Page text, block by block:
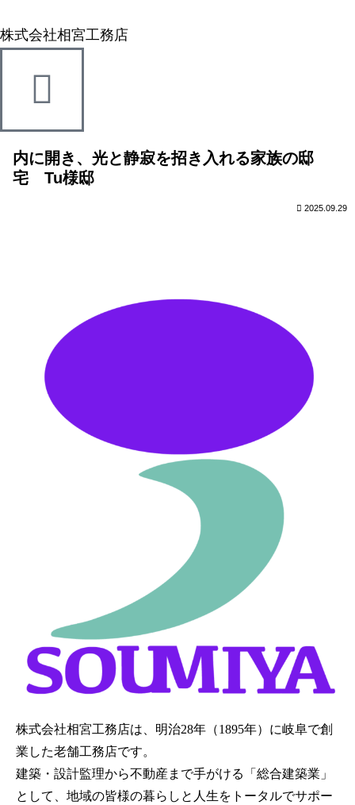
株式会社相宮工務店
内に開き、光と静寂を招き入れる家族の邸
宅 Tu様邸
2025.09.29
株式会社相宮工務店は、 明治28年（1895年）に岐阜で創
業した老舗工務店です。
建築・設計監理から不動産まで手がける「総合建築業」
として、地域の皆様の暮らしと人生をトータルでサポー